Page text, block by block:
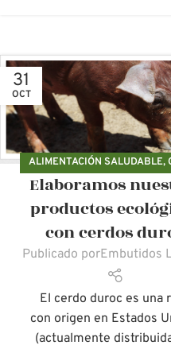
31
OCT
ALIMENTACIÓN SALUDABLE,
ECOLÓGICA,CARNES
ECOLÓGICA,
PRODUCTOS
Elaboramos
productos
con cerdos
Publicado porEmbutidos
El cerdo duroc es una
con origen en Estados
(actualmente